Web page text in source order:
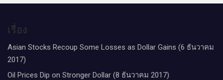
เรื่อง
Asian Stocks Recoup Some Losses as Dollar Gains (6 ธันวาคม
2017)
Oil Prices Dip on Stronger Dollar (8 ธันวาคม 2017)